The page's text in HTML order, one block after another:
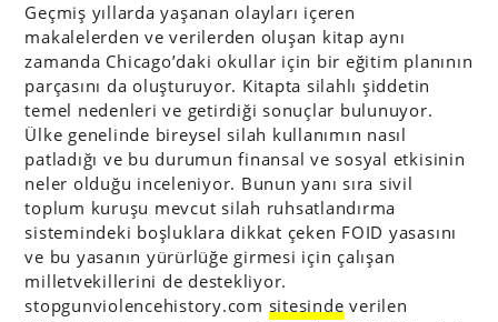
Geçmiş yıllarda yaşanan olayları içeren
makalelerden ve verilerden oluşan kitap aynı
zamanda Chicago’daki okullar için bir eğitim planının
parçasını da oluşturuyor. Kitapta silahlı şiddetin
temel nedenleri ve getirdiği sonuçlar bulunuyor.
Ülke genelinde bireysel silah kullanımın nasıl
patladığı ve bu durumun finansal ve sosyal etkisinin
neler olduğu inceleniyor. Bunun yanı sıra sivil
toplum kuruşu mevcut silah ruhsatlandırma
sistemindeki boşluklara dikkat çeken FOID yasasını
ve bu yasanın yürürlüğe girmesi için çalışan
milletvekillerini de destekliyor.
stopgunviolencehistory.com sitesinde verilen